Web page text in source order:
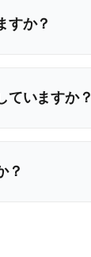
すか？
ていますか？
？